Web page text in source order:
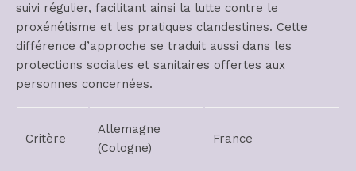
suivi régulier, facilitant ainsi la lutte contre le
proxénétisme et les pratiques clandestines. Cette
différence d’approche se traduit aussi dans les
protections sociales et sanitaires offertes aux
personnes concernées.
Critère
Allemagne
(Cologne)
France